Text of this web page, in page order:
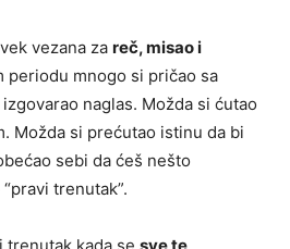
vezana za reč, misao i
periodu mnogo si pričao sa
naglas. Možda si ćutao
Možda si prećutao istinu da bi
sebi da ćeš nešto
trenutak”.